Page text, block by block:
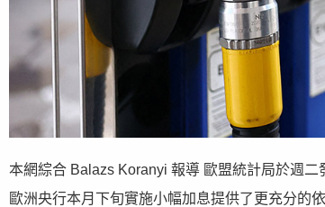
本網綜合 Balazs Koranyi 報導 歐盟統計局於週
歐洲央行本月下旬實施小幅加息提供了更充分的依